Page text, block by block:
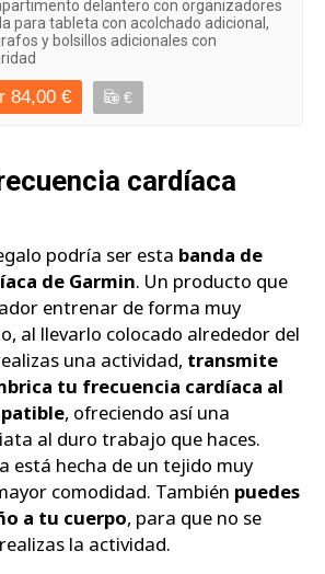
delantero con organizadores
para tableta con acolchado adicional,
y bolsillos adicionales con
84,00 € €
cardíaca
podría ser esta banda de
de Garmin. Un producto que
entrenar de forma muy
al llevarlo colocado alrededor del
una actividad, transmite
tu frecuencia cardíaca al
, ofreciendo así una
al duro trabajo que haces.
está hecha de un tejido muy
comodidad. También puedes
a tu cuerpo, para que no se
la actividad.